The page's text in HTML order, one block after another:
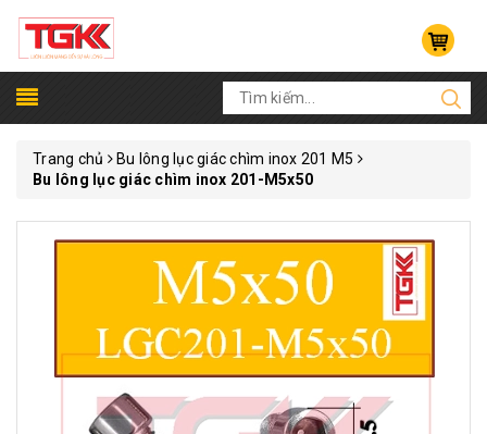
Trang chủ
Bu lông lục giác chìm inox 201 M5
Bu lông lục giác chìm inox 201-M5x50